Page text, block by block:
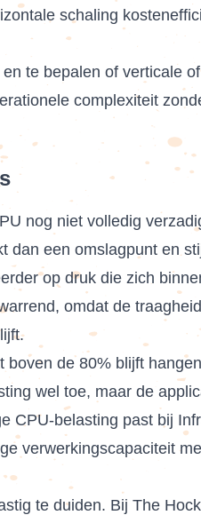
schaling
te bepalen of verticale
complexiteit
nog niet volledig
een omslagpunt en
op druk die zich
omdat de
de 80% blijft
wel toe, maar de
CPU-belasting past bij
verwerkingscapaciteit
te duiden. Bij The